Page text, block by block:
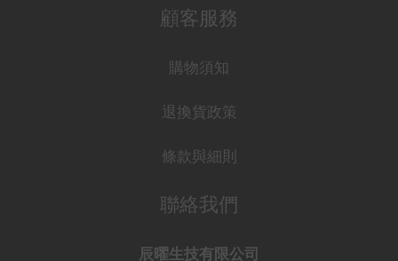
顧客服務
購物須知
退換貨政策
條款與細則
聯絡我們
辰曜生技有限公司